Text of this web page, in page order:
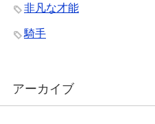
非凡な才能
騎手
アーカイブ